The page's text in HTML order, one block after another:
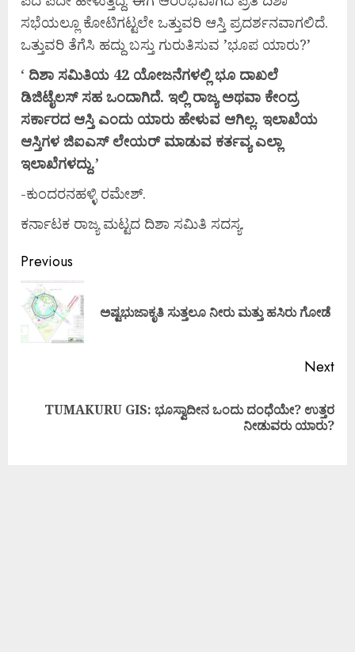
ಸಭೆಯಲ್ಲೂ ಕೋಟಿಗಟ್ಟಲೇ ಒತ್ತುವರಿ ಆಸ್ತಿ ಪ್ರದರ್ಶನವಾಗಲಿದೆ.
ಒತ್ತುವರಿ ತೆಗೆಸಿ ಹದ್ದು ಬಸ್ತು ಗುರುತಿಸುವ ’ಭೂಪ ಯಾರು?’
‘ ದಿಶಾ ಸಮಿತಿಯ 42 ಯೋಜನೆಗಳಲ್ಲಿ ಭೂ ದಾಖಲೆ
ಡಿಜಿಟೈಲಸ್ ಸಹ ಒಂದಾಗಿದೆ. ಇಲ್ಲಿ ರಾಜ್ಯಅಥವಾ ಕೇಂದ್ರ
ಸರ್ಕಾರದ ಆಸ್ತಿ ಎಂದು ಯಾರು ಹೇಳುವ ಆಗಿಲ್ಲ. ಇಲಾಖೆಯ
ಆಸ್ತಿಗಳ ಜಿಐಎಸ್ ಲೇಯರ್ ಮಾಡುವ ಕರ್ತವ್ಯಎಲ್ಲಾ
ಇಲಾಖೆಗಳದ್ದು.’
-ಕುಂದರನಹಳ್ಳಿ ರಮೇಶ್.
ಕರ್ನಾಟಕ ರಾಜ್ಯ ಮಟ್ಟದ ದಿಶಾ ಸಮಿತಿ ಸದಸ್ಯ.
Previous
ಅಷ್ಟಭುಜಾಕೃತಿ ಸುತ್ತಲೂ ನೀರು ಮತ್ತು ಹಸಿರು ಗೋಡೆ
Next
TUMAKURU GIS: ಭೂಸ್ವಾದೀನ ಒಂದು ದಂಧೆಯೇ? ಉತ್ತರ
ನೀಡುವರು ಯಾರು?